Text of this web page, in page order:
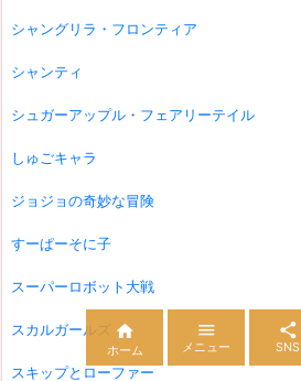
シャングリラ・フロンティア
シャンティ
シュガーアップル・フェアリーテイル
しゅごキャラ
ジョジョの奇妙な冒険
すーぱーそに子
スーパーロボット大戦
スカルガールズ
スキップとローファー

ホーム

メニュー

SNS